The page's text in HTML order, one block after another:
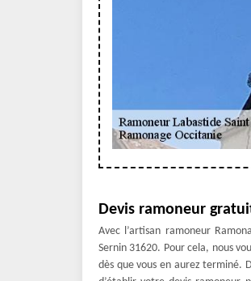
Devis ramoneur
Avec l’artisan ramoneur
Sernin 31620. Pour cela, nous
dès que vous en aurez terminé.